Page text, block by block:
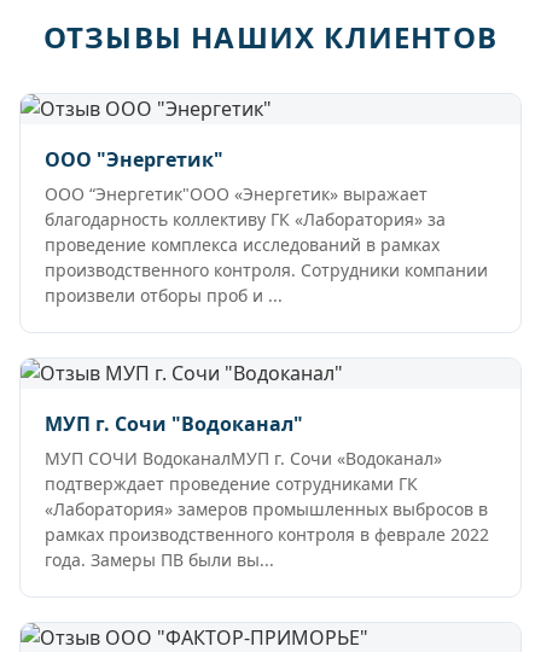
ОТЗЫВЫ НАШИХ КЛИЕНТОВ
ООО "Энергетик"
ООО “Энергетик"ООО «Энергетик» выражает
благодарность коллективу ГК «Лаборатория» за
проведение комплекса исследований в рамках
производственного контроля. Сотрудники компании
произвели отборы проб и ...
МУП г. Сочи "Водоканал"
МУП СОЧИ ВодоканалМУП г. Сочи «Водоканал»
подтверждает проведение сотрудниками ГК
«Лаборатория» замеров промышленных выбросов в
рамках производственного контроля в феврале 2022
года. Замеры ПВ были вы...